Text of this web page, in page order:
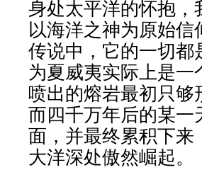
身处太平洋的怀抱
以海洋之神为原始
传说中，它的一切都
为夏威夷实际上是
喷出的熔岩最初只
而四千万年后的某
面，并最终累积下
大洋深处傲然崛起。